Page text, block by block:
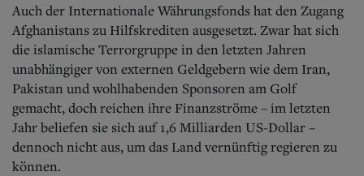
Auch der Internationale Währungsfonds hat den Zugang
Afghanistans zu Hilfskrediten ausgesetzt. Zwar hat sich
die islamische Terrorgruppe in den letzten Jahren
unabhängiger von externen Geldgebern wie dem Iran,
Pakistan und wohlhabenden Sponsoren am Golf
gemacht, doch reichen ihre Finanzströme – im letzten
Jahr beliefen sie sich auf 1,6 Milliarden US-Dollar –
dennoch nicht aus, um das Land vernünftig regieren zu
können.